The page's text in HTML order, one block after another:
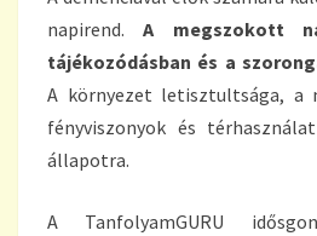
napirend.A megszokott
tájékozódásban és a
A környezet letisztultsága, a
fényviszonyok és
állapotra.
A TanfolyamGURU